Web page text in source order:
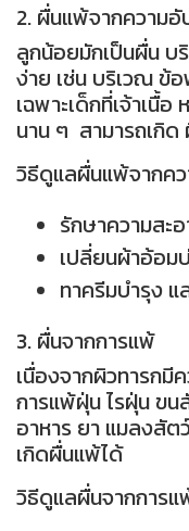
2. ผื่นแพ้จากความ
ลูกน้อยมักเป็นผื่น บ
ง่าย เช่น บริเวณ ข้
เฉพาะเด็กที่เจ้าเนื้
นาน ๆ สามารถเกิด
วิธีดูแลผื่นแพ้จากค
รักษาความสะ
เปลี่ยนผ้าอ้อม
ทาครีมบำรุง
3. ผื่นจากการแพ้
เนื่องจากผิวทารกมี
การแพ้ฝุ่น ไรฝุ่น ขน
อาหาร ยา แมลงสัต
เกิดผื่นแพ้ได้
วิธีดูแลผื่นจากการ